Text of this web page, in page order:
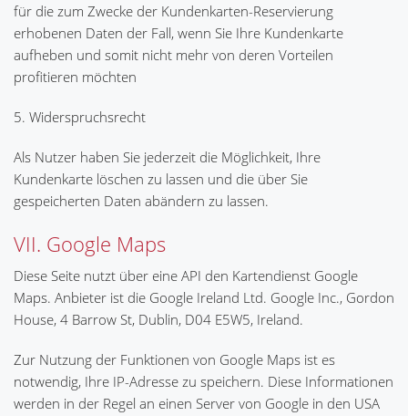
für die zum Zwecke der Kundenkarten-Reservierung
erhobenen Daten der Fall, wenn Sie Ihre Kundenkarte
aufheben und somit nicht mehr von deren Vorteilen
profitieren möchten
5. Widerspruchsrecht
Als Nutzer haben Sie jederzeit die Möglichkeit, Ihre
Kundenkarte löschen zu lassen und die über Sie
gespeicherten Daten abändern zu lassen.
VII. Google Maps
Diese Seite nutzt über eine API den Kartendienst Google
Maps. Anbieter ist die Google Ireland Ltd. Google Inc., Gordon
House, 4 Barrow St, Dublin, D04 E5W5, Ireland.
Zur Nutzung der Funktionen von Google Maps ist es
notwendig, Ihre IP-Adresse zu speichern. Diese Informationen
werden in der Regel an einen Server von Google in den USA